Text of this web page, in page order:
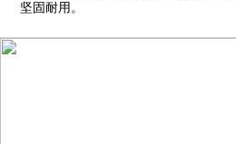
坚固耐用。